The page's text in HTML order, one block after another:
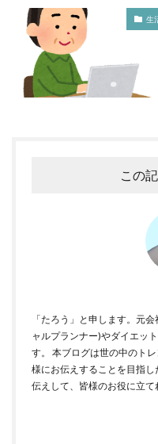
生
この
「たろう」と申します。元
ャルプランナー)やダイエッ
す。 本ブログは世の中のト
様にお伝えすることを目指し
伝えして、皆様のお役に立て